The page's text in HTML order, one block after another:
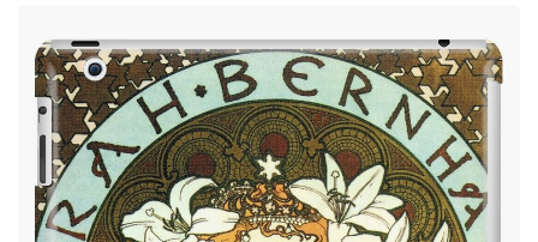
사례를 들고 왔지만, 사실 사람들은 서두에 있는 단어를 보고 공
유를하는 듯 하다. 2. vim 떄도 그렇고, 블록체인 때도 그렇고,
많은 글들은 핵심을 관통하는가에 대한 여부보다는 수사나 글을
이끌어가는 방식에 의해 인기가 결정되는 듯하다. 이러한 특징
들은 글을 쓰는 ..